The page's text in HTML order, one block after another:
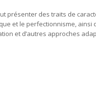
présenter des traits de
et le perfectionnisme,
et d’autres approches